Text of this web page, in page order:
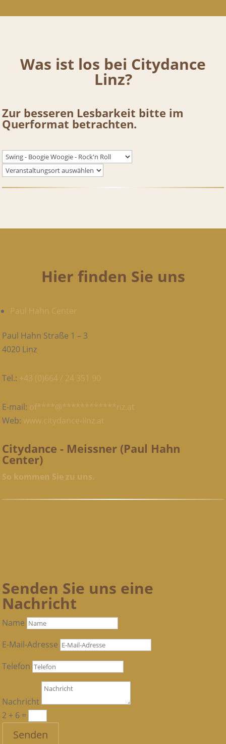
Was ist los bei Citydance
Linz?
Zur besseren Lesbarkeit bitte im
Querformat betrachten.
Hier finden Sie uns
Paul Hahn Center
Paul Hahn Straße 1 – 3
4020 Linz
Tel.: +43 (0)664 / 24 351 90
E-mail: of****@************nz.at
Web:www.citydance-linz.at
Citydance - Meissner (Paul Hahn
Center)
So kommen Sie zu uns.
Senden Sie uns eine
Nachricht
Name
E-Mail-Adresse
Telefon
Nachricht
2 + 6 =
Senden